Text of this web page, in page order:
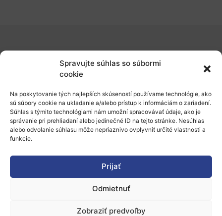
Spravujte súhlas so súbormi
cookie
Na poskytovanie tých najlepších skúseností používame technológie, ako
sú súbory cookie na ukladanie a/alebo prístup k informáciám o zariadení.
Súhlas s týmito technológiami nám umožní spracovávať údaje, ako je
správanie pri prehliadaní alebo jedinečné ID na tejto stránke. Nesúhlas
alebo odvolanie súhlasu môže nepriaznivo ovplyvniť určité vlastnosti a
funkcie.
Prijať
Odmietnuť
Zobraziť predvoľby
Financovanie a podpora
Stáže a pobyty
Novinky
úniou v rámci Programu Slovensko. Portál
prevádzkuje Centrum vedecko-technických